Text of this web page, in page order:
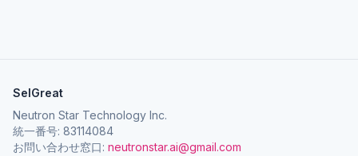
SelGreat
Neutron Star Technology Inc.
統一番号: 83114084
お問い合わせ窓口: neutronstar.ai@gmail.com